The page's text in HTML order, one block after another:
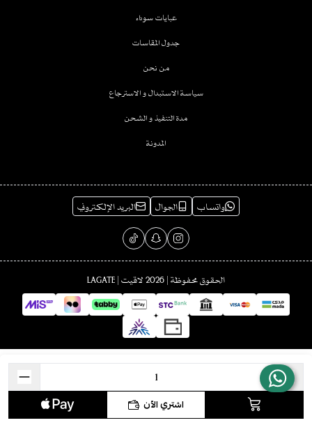
اشتري الآن
عبايات سوداء
جدول المقاسات
من نحن
سياسة الاستبدال و الاسترجاع
مدة التنفيذ و الشحن
المدونة
واتساب الجوال البريد الإلكتروني
الحقوق محفوظة | 2026 لاقيت | LAGATE